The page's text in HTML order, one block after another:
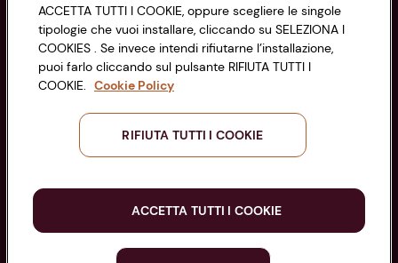
Servizio clienti
Seguici sui Social:
ACCETTA TUTTI I COOKIE, oppure scegliere le singole
tipologie che vuoi installare, cliccando su SELEZIONA I
COOKIES . Se invece intendi rifiutarne l’installazione,
puoi farlo cliccando sul pulsante RIFIUTA TUTTI I
COOKIE. Cookie Policy
RIFIUTA TUTTI I COOKIE
ACCETTA TUTTI I COOKIE